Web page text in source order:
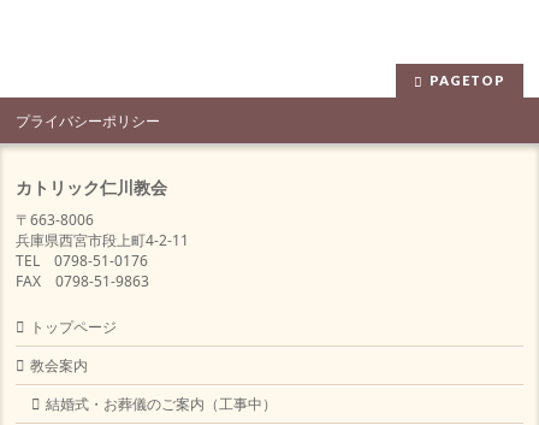
PAGETOP
プライバシーポリシー
カトリック仁川教会
〒663-8006
兵庫県西宮市段上町4-2-11
TEL 0798-51-0176
FAX 0798-51-9863
トップページ
教会案内
結婚式・お葬儀のご案内（工事中）